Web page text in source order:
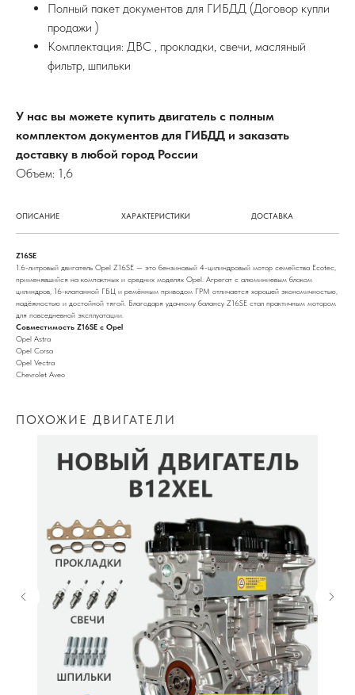
Полный пакет документов для ГИБДД (Договор купли
продажи )
Комплектация: ДВС , прокладки, свечи, масляный
фильтр, шпильки
У нас вы можете купить двигатель с полным
комплектом документов для ГИБДД и заказать
доставку в любой город России
Объем: 1,6
ОПИСАНИЕ ХАРАКТЕРИСТИКИ ДОСТАВКА
Z16SE
1.6-литровый двигатель Opel Z16SE — это бензиновый 4-цилиндровый мотор семейства Ecotec,
применявшийся на компактных и средних моделях Opel. Агрегат с алюминиевым блоком
цилиндров, 16-клапанной ГБЦ и ремённым приводом ГРМ отличается хорошей экономичностью,
надёжностью и достойной тягой. Благодаря удачному балансу Z16SE стал практичным мотором
для повседневной эксплуатации.
Совместимость Z16SE с Opel
Opel Astra
Opel Corsa
Opel Vectra
Chevrolet Aveo
ПОХОЖИЕ ДВИГАТЕЛИ